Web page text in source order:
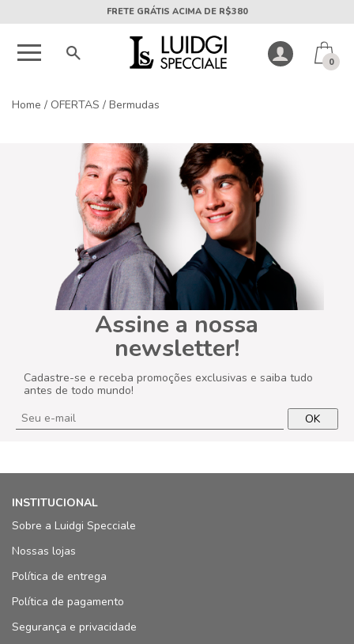
FRETE GRÁTIS ACIMA DE R$380
0
Home / OFERTAS / Bermudas
Assine a nossa
newsletter!
Cadastre-se e receba promoções exclusivas e saiba tudo
antes de todo mundo!
OK
INSTITUCIONAL
Sobre a Luidgi Specciale
Nossas lojas
Política de entrega
Política de pagamento
Segurança e privacidade